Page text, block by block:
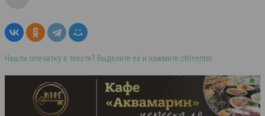
Нашли опечатку в тексте? Выделите её и нажмите ctrl+enter